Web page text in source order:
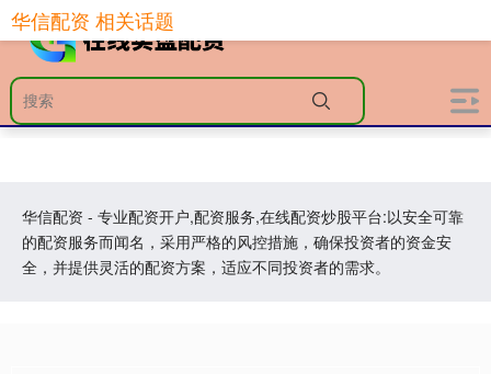
华信配资 - 专业配资开户,配资服务,在线配资炒股平台:以安全可靠
的配资服务而闻名，采用严格的风控措施，确保投资者的资金安
全，并提供灵活的配资方案，适应不同投资者的需求。
华信配资 相关话题